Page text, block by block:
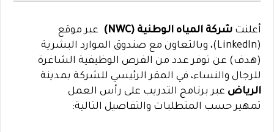
أعلنت شركة المياه الوطنية (NWC)
عبر موقع
(LinkedIn)، وبالتعاون مع صندوق الموارد البشرية
(هدف) عن توفر عدد من الفرص الوظيفية الشاغرة
للرجال والنساء، في المقر الرئيسي للشركة بمدينة
الرياض عبر برنامج التدريب على رأس العمل
تمهير حسب المتطلبات والتفاصيل التالية: